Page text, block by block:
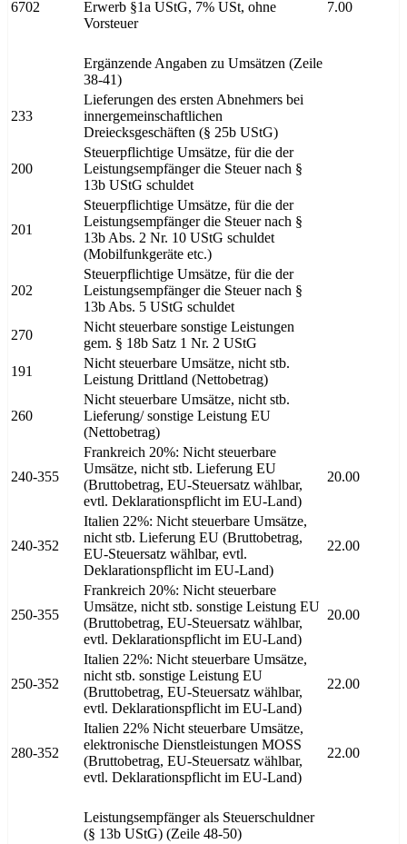
6702
Erwerb §1a UStG, 7% USt, ohne
Vorsteuer
7.00
Ergänzende Angaben zu Umsätzen (Zeile
38-41)
233
Lieferungen des ersten Abnehmers bei
innergemeinschaftlichen
Dreiecksgeschäften (§ 25b UStG)
200
Steuerpflichtige Umsätze, für die der
Leistungsempfänger die Steuer nach §
13b UStG schuldet
201
Steuerpflichtige Umsätze, für die der
Leistungsempfänger die Steuer nach §
13b Abs. 2 Nr. 10 UStG schuldet
(Mobilfunkgeräte etc.)
202
Steuerpflichtige Umsätze, für die der
Leistungsempfänger die Steuer nach §
13b Abs. 5 UStG schuldet
270
Nicht steuerbare sonstige Leistungen
gem. § 18b Satz 1 Nr. 2 UStG
191
Nicht steuerbare Umsätze, nicht stb.
Leistung Drittland (Nettobetrag)
260
Nicht steuerbare Umsätze, nicht stb.
Lieferung/ sonstige Leistung EU
(Nettobetrag)
240-355
Frankreich 20%: Nicht steuerbare
Umsätze, nicht stb. Lieferung EU
(Bruttobetrag, EU-Steuersatz wählbar,
evtl. Deklarationspflicht im EU-Land)
20.00
240-352
Italien 22%: Nicht steuerbare Umsätze,
nicht stb. Lieferung EU (Bruttobetrag,
EU-Steuersatz wählbar, evtl.
Deklarationspflicht im EU-Land)
22.00
250-355
Frankreich 20%: Nicht steuerbare
Umsätze, nicht stb. sonstige Leistung EU
(Bruttobetrag, EU-Steuersatz wählbar,
evtl. Deklarationspflicht im EU-Land)
20.00
250-352
Italien 22%: Nicht steuerbare Umsätze,
nicht stb. sonstige Leistung EU
(Bruttobetrag, EU-Steuersatz wählbar,
evtl. Deklarationspflicht im EU-Land)
22.00
280-352
Italien 22% Nicht steuerbare Umsätze,
elektronische Dienstleistungen MOSS
(Bruttobetrag, EU-Steuersatz wählbar,
evtl. Deklarationspflicht im EU-Land)
22.00
Leistungsempfänger als Steuerschuldner
(§ 13b UStG) (Zeile 48-50)